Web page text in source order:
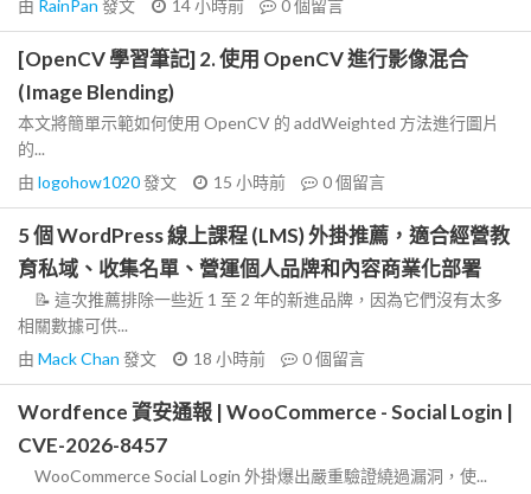
由 RainPan 發文 14 小時前 0個留言
[OpenCV 學習筆記] 2. 使用 OpenCV 進行影像混合
(Image Blending)
本文將簡單示範如何使用 OpenCV 的 addWeighted 方法進行圖片
的...
由 logohow1020發文 15 小時前 0個留言
5 個 WordPress 線上課程 (LMS) 外掛推薦，適合經營教
育私域、收集名單、營運個人品牌和內容商業化部署
📝 這次推薦排除一些近 1 至 2 年的新進品牌，因為它們沒有太多
相關數據可供...
由 Mack Chan 發文 18 小時前 0個留言
Wordfence 資安通報 | WooCommerce - Social Login |
CVE-2026-8457
WooCommerce Social Login 外掛爆出嚴重驗證繞過漏洞，使...